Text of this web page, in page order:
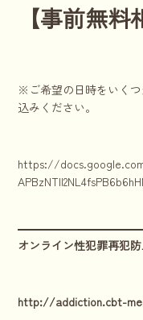
【事前無
※ご希望の日時をいく
込みください。
https://
オンライン性犯罪再犯
http://addiction.cbt-